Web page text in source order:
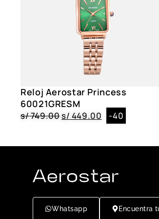
Reloj Aerostar Princess
60021GRESM
s/749.00s/ 449.00 -40
Whatsapp Encuentra